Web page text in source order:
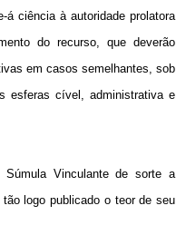
á ciência à autoridade prolatora
do recurso, que deverão
em casos semelhantes, sob
esferas cível, administrativa e
Vinculante de sorte a
logo publicado o teor de seu